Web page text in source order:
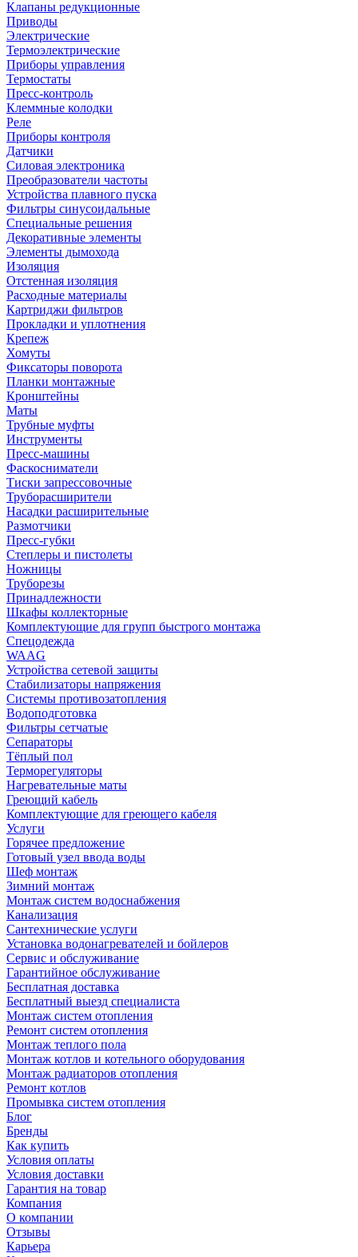
Клапаны редукционные
Приводы
Электрические
Термоэлектрические
Приборы управления
Термостаты
Пресс-контроль
Клеммные колодки
Реле
Приборы контроля
Датчики
Силовая электроника
Преобразователи частоты
Устройства плавного пуска
Фильтры синусоидальные
Специальные решения
Декоративные элементы
Элементы дымохода
Изоляция
Отстенная изоляция
Расходные материалы
Картриджи фильтров
Прокладки и уплотнения
Крепеж
Хомуты
Фиксаторы поворота
Планки монтажные
Кронштейны
Маты
Трубные муфты
Инструменты
Пресс-машины
Фаскосниматели
Тиски запрессовочные
Труборасширители
Насадки расширительные
Размотчики
Пресс-губки
Степлеры и пистолеты
Ножницы
Труборезы
Принадлежности
Шкафы коллекторные
Комплектующие для групп быстрого монтажа
Спецодежда
WAAG
Устройства сетевой защиты
Стабилизаторы напряжения
Системы противозатопления
Водоподготовка
Фильтры сетчатые
Сепараторы
Тёплый пол
Терморегуляторы
Нагревательные маты
Греющий кабель
Комплектующие для греющего кабеля
Услуги
Горячее предложение
Готовый узел ввода воды
Шеф монтаж
Зимний монтаж
Монтаж систем водоснабжения
Канализация
Сантехнические услуги
Установка водонагревателей и бойлеров
Сервис и обслуживание
Гарантийное обслуживание
Бесплатная доставка
Бесплатный выезд специалиста
Монтаж систем отопления
Ремонт систем отопления
Монтаж теплого пола
Монтаж котлов и котельного оборудования
Монтаж радиаторов отопления
Ремонт котлов
Промывка систем отопления
Блог
Бренды
Как купить
Условия оплаты
Условия доставки
Гарантия на товар
Компания
О компании
Отзывы
Карьера